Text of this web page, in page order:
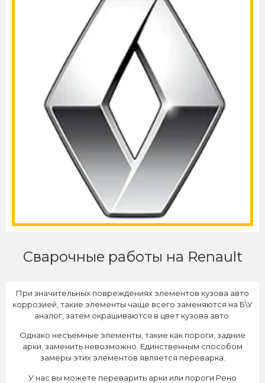
Сварочные работы на Renault
При значительных повреждениях элементов кузова авто
коррозией, такие элементы чаще всего заменяются на Б\У
аналог, затем окрашиваются в цвет кузова авто.
Однако несъемные элементы, такие как пороги, задние
арки, заменить невозможно. Единственным способом
замеры этих элементов является переварка.
У нас вы можете переварить арки или пороги Рено